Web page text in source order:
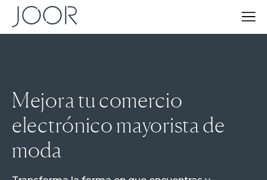
Mejora tu comercio
electrónico mayorista de
moda